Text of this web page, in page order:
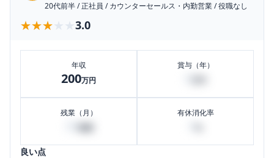
20代前半/正社員 /カウンターセールス・内勤営業/役職なし
★★★★★
★★★★★ 3.0
年収
200万円
賞与（年）
残業（月） 有休消化率
良い点